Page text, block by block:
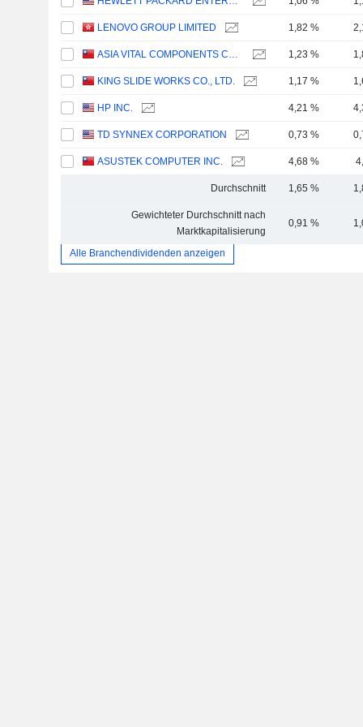
LENOVO GROUP LIMITED 1,82 %
ASIA VITAL COMPONENTS CO., LTD. 1,23 %
KING SLIDE WORKS CO., LTD. 1,17 %
HP INC. 4,21 %
TD SYNNEX CORPORATION 0,73 %
ASUSTEK COMPUTER INC. 4,68 %
Durchschnitt 1,65 %
Gewichteter Durchschnitt nach
Marktkapitalisierung
0,91 %
Alle Branchendividenden anzeigen